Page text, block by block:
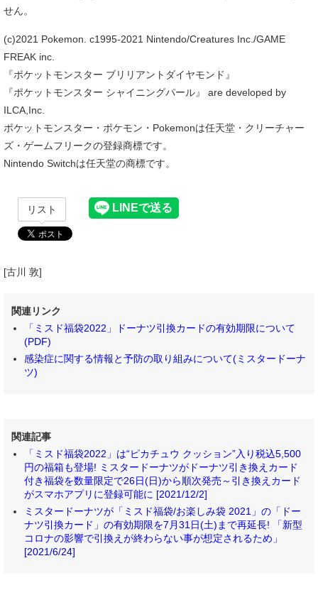
せん。
(c)2021 Pokemon. c1995-2021 Nintendo/Creatures Inc./GAME
FREAK inc.
『ポケットモンスター ブリリアントダイヤモンド』
『ポケットモンスター シャイニングパール』 are developed by
ILCA,Inc.
ポケットモンスター・ポケモン・Pokemonは任天堂・クリーチャー
ズ・ゲームフリークの登録商標です。
Nintendo Switchは任天堂の商標です。
リスト
[古川 敦]
関連リンク
「ミスド福袋2022」ドーナツ引換カードの有効期限について
(PDF)
感染症に関する情報と予防の取り組みについて(ミスタードーナ
ツ)
関連記事
「ミスド福袋2022」は“ピカチュウ クッション”入り税込5,500
円の福箱も登場! ミスタードーナツがドーナツ引き換えカード
付き福袋を数量限定で26日(日)から順次発売～引き換えカード
がスマホアプリに登録可能に [2021/12/2]
ミスタードーナツが「ミスド福袋/お楽しみ袋 2021」の「ドー
ナツ引換カード」の有効期限を7月31日(土)まで再延長! 「新型
コロナの影響で引換えが終わらない事が想定されるため」
[2021/6/24]